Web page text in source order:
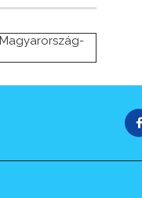
Magyarország-